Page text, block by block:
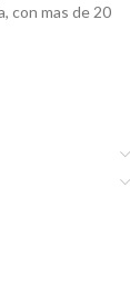
con mas de 20